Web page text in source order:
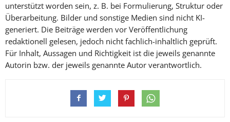
unterstützt worden sein, z. B. bei Formulierung, Struktur oder
Überarbeitung. Bilder und sonstige Medien sind nicht KI-
generiert. Die Beiträge werden vor Veröffentlichung
redaktionell gelesen, jedoch nicht fachlich-inhaltlich geprüft.
Für Inhalt, Aussagen und Richtigkeit ist die jeweils genannte
Autorin bzw. der jeweils genannte Autor verantwortlich.